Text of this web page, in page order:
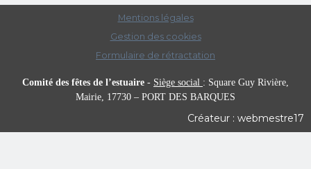
Mentions légales
Gestion des cookies
Formulaire de rétractation
Comité des fêtes de l’estuaire - Siège social : Square Guy Rivière,
Mairie, 17730 – PORT DES BARQUES
Créateur : webmestre17